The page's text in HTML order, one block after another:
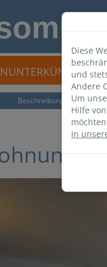
Diese
und
Andere
Um
Hilfe
In
Beschreibung
i1